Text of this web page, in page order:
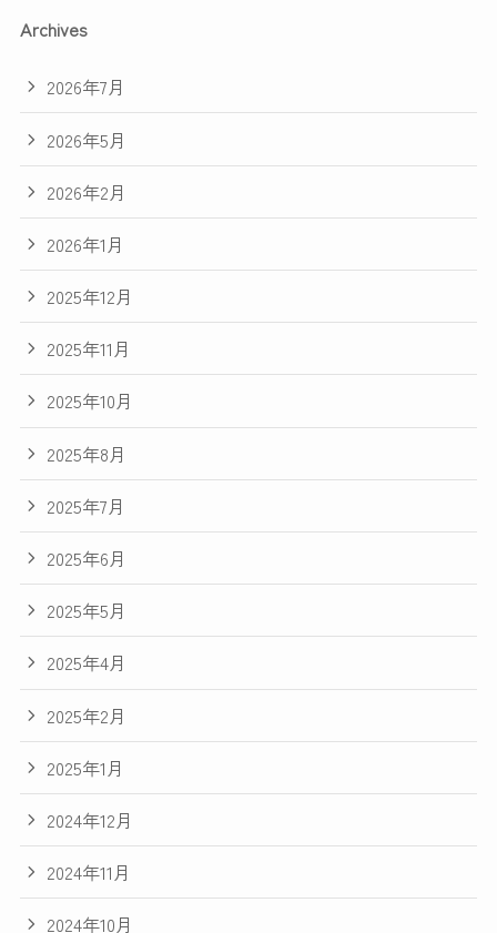
Archives
2026年7月
2026年5月
2026年2月
2026年1月
2025年12月
2025年11月
2025年10月
2025年8月
2025年7月
2025年6月
2025年5月
2025年4月
2025年2月
2025年1月
2024年12月
2024年11月
2024年10月